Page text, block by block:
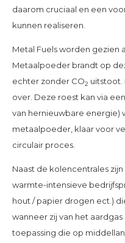
daarom cruciaal en een
kunnen realiseren.
Metal Fuels worden gezien
Metaalpoeder brandt op
echter zonder CO2 uitstoot.
over. Deze roest kan via
van hernieuwbare energie)
metaalpoeder, klaar voor
circulair proces.
Naast de kolencentrales
warmte-intensieve
hout / papier drogen ect.)
wanneer zij van het
toepassing die op